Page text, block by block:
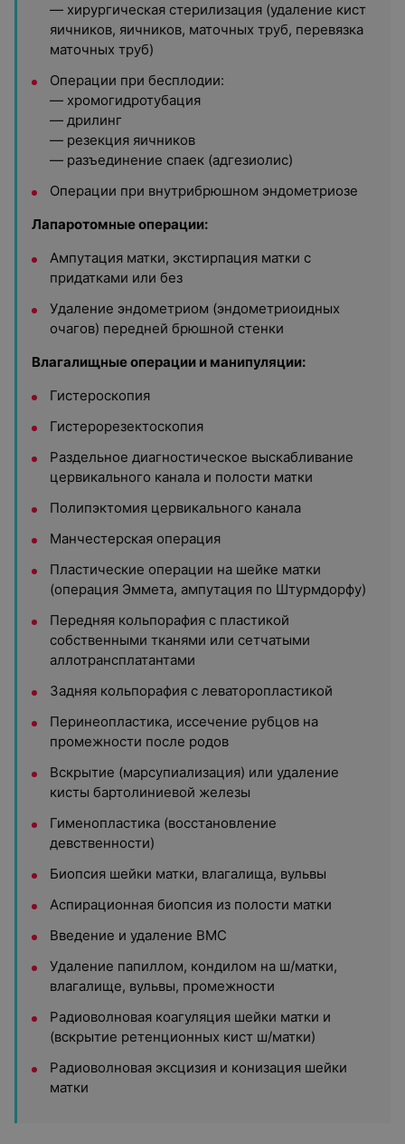
— хирургическая стерилизация (удаление кист
яичников, яичников, маточных труб, перевязка
маточных труб)
Операции при бесплодии:
— хромогидротубация
— дрилинг
— резекция яичников
— разъединение спаек (адгезиолис)
Операции при внутрибрюшном эндометриозе
Лапаротомные операции:
Ампутация матки, экстирпация матки с
придатками или без
Удаление эндометриом (эндометриоидных
очагов) передней брюшной стенки
Влагалищные операции и манипуляции:
Гистероскопия
Гистерорезектоскопия
Раздельное диагностическое выскабливание
цервикального канала и полости матки
Полипэктомия цервикального канала
Манчестерская операция
Пластические операции на шейке матки
(операция Эммета, ампутация по Штурмдорфу)
Передняя кольпорафия с пластикой
собственными тканями или сетчатыми
аллотрансплатантами
Задняя кольпорафия с леваторопластикой
Перинеопластика, иссечение рубцов на
промежности после родов
Вскрытие (марсупиализация) или удаление
кисты бартолиниевой железы
Гименопластика (восстановление
девственности)
Биопсия шейки матки, влагалища, вульвы
Аспирационная биопсия из полости матки
Введение и удаление ВМС
Удаление папиллом, кондилом на ш/матки,
влагалище, вульвы, промежности
Радиоволновая коагуляция шейки матки и
(вскрытие ретенционных кист ш/матки)
Радиоволновая эксцизия и конизация шейки
матки